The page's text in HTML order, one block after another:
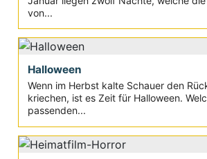
von...
Halloween
Wenn im Herbst kalte Schauer den
kriechen, ist es Zeit für Halloween.
passenden...